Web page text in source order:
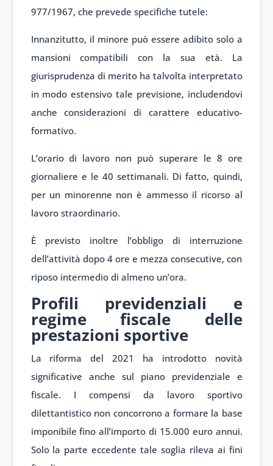
977/1967, che prevede specifiche tutele:
Innanzitutto, il minore può essere adibito solo a
mansioni compatibili con la sua età. La
giurisprudenza di merito ha talvolta interpretato
in modo estensivo tale previsione, includendovi
anche considerazioni di carattere educativo-
formativo.
L’orario di lavoro non può superare le 8 ore
giornaliere e le 40 settimanali. Di fatto, quindi,
per un minorenne non è ammesso il ricorso al
lavoro straordinario.
È previsto inoltre l’obbligo di interruzione
dell’attività dopo 4 ore e mezza consecutive, con
riposo intermedio di almeno un’ora.
Profili previdenziali e
regime fiscale delle
prestazioni sportive
La riforma del 2021 ha introdotto novità
significative anche sul piano previdenziale e
fiscale. I compensi da lavoro sportivo
dilettantistico non concorrono a formare la base
imponibile fino all’importo di 15.000 euro annui.
Solo la parte eccedente tale soglia rileva ai fini